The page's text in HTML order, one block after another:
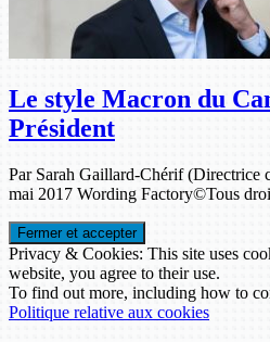
Le style Macron du
Président
Par Sarah Gaillard-Chérif (Directrice
mai 2017 Wording Factory©Tous
Privacy & Cookies: This site uses
website, you agree to their use.
To find out more, including how to
Politique relative aux cookies